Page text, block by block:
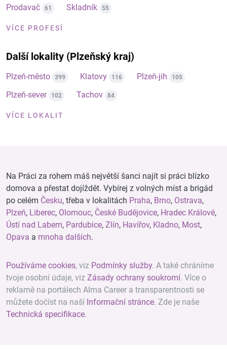
Prodavač 61 Skladník 55
VÍCE PROFESÍ
Další lokality (Plzeňský kraj)
Plzeň-město 399 Klatovy 116 Plzeň-jih 105
Plzeň-sever 102 Tachov 84
VÍCE LOKALIT
Na Práci za rohem máš největší šanci najít si práci blízko
domova a přestat dojíždět. Vybírej z volných míst a brigád
po celém Česku, třeba v lokalitách Praha, Brno, Ostrava,
Plzeň, Liberec, Olomouc, České Budějovice, Hradec Králové,
Ústí nad Labem, Pardubice, Zlín, Havířov, Kladno, Most,
Opava a mnoha dalších.
Používáme cookies, viz Podmínky služby. A také chráníme
tvoje osobní údaje, viz Zásady ochrany soukromí. Více o
reklamě na portálech Alma Career a transparentnosti se
můžete dočíst na naší Informační stránce. Zde je naše
Technická specifikace.